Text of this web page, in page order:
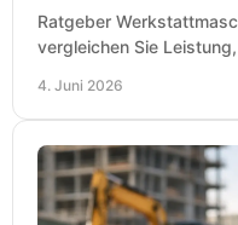
Ratgeber
vergleichen Sie
4. Juni 2026